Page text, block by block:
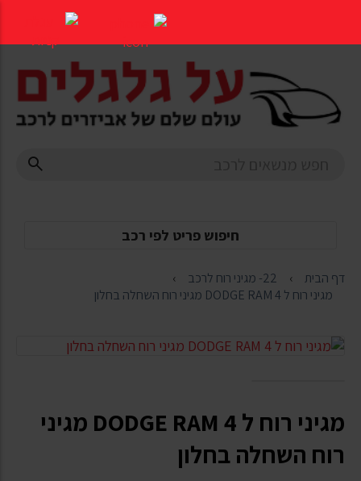
העמוד
חיפוש פריט לפי רכב
דף הבית
22- מגיני רוח לרכב
מגיני רוח ל DODGE RAM 4 מגיני רוח השחלה בחלון
מגיני רוח ל DODGE RAM 4 מגיני
רוח השחלה בחלון